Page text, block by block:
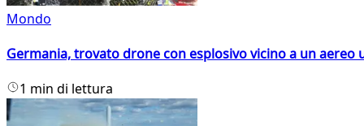
Mondo
Germania, trovato drone con esplosivo vicino a un aereo
1 min di lettura